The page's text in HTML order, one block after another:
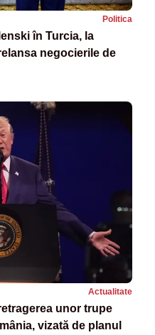
Politica
în Turcia, la
negocierile de
Actualitate
unor trupe
vizată de planul